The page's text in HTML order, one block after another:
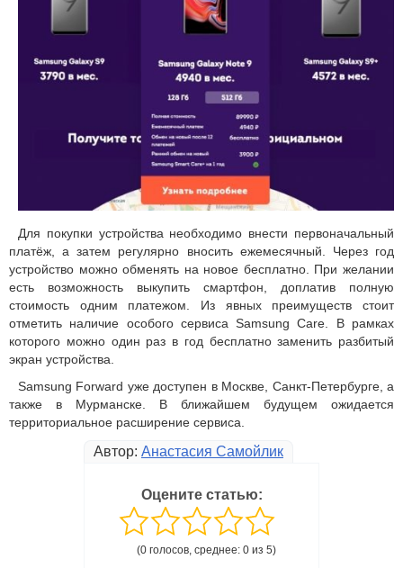
Для покупки устройства необходимо внести первоначальный
платёж, а затем регулярно вносить ежемесячный. Через год
устройство можно обменять на новое бесплатно. При желании
есть возможность выкупить смартфон, доплатив полную
стоимость одним платежом. Из явных преимуществ стоит
отметить наличие особого сервиса Samsung Care. В рамках
которого можно один раз в год бесплатно заменить разбитый
экран устройства.
Samsung Forward уже доступен в Москве, Санкт-Петербурге, а
также в Мурманске. В ближайшем будущем ожидается
территориальное расширение сервиса.
Автор: Анастасия Самойлик
Оцените статью:
(0 голосов, среднее: 0 из 5)